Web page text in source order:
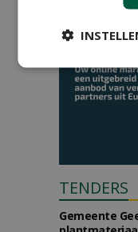
TENDERS
Gemeente